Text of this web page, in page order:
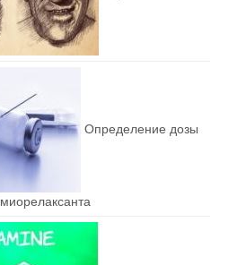
Определение дозы
миорелаксанта